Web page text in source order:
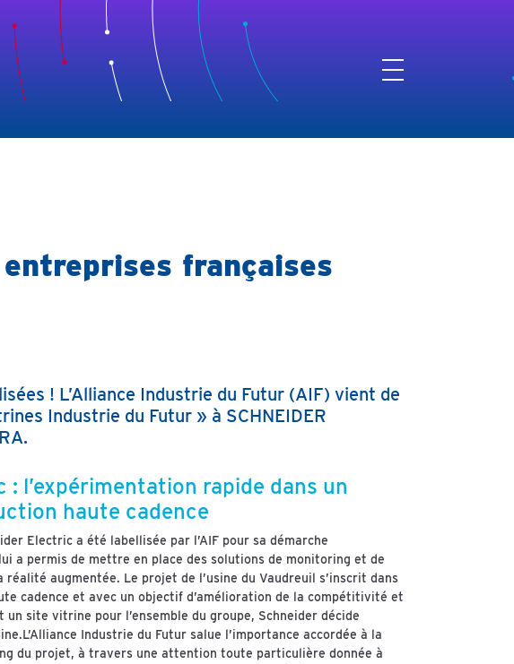
françaises
! L’Alliance Industrie du Futur (AIF) vient de
Industrie du Futur » à SCHNEIDER
l’expérimentation rapide dans un
haute cadence
Electric a été labellisée par l’AIF pour sa démarche
a permis de mettre en place des solutions de monitoring et de
augmentée. Le projet de l’usine du Vaudreuil s’inscrit dans
cadence et avec un objectif d’amélioration de la compétitivité et
site vitrine pour l’ensemble du groupe, Schneider décide
Industrie du Futur salue l’importance accordée à la
du projet, à travers une attention toute particulière donnée à